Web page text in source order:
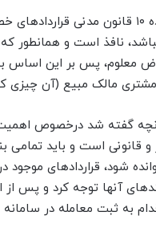
نوازنی خاطر نشان کرد: مطابق ماده
معلوم، پس بر این اساس
مالک مبیع (آن چیزی
گفته شد درخصوص
و قانونی است و باید تمامی
شود، قراردادهای موجود
آنها توجه کرد و پس از
به ثبت معامله در